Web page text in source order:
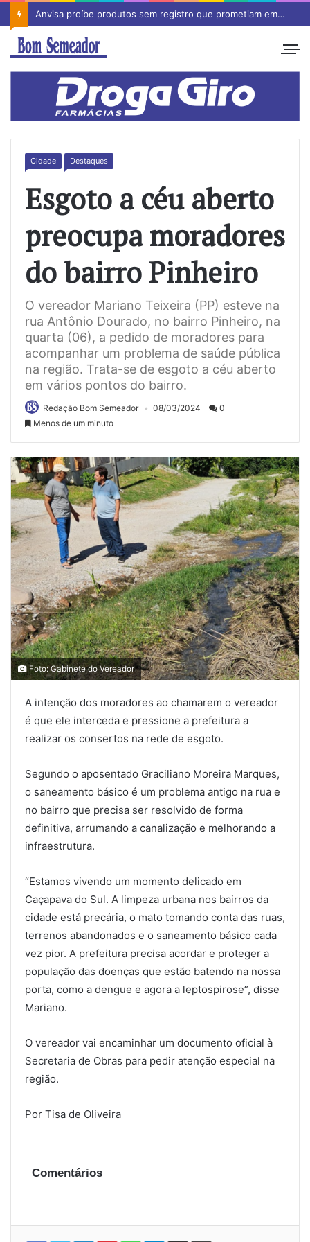
Anvisa proíbe produtos sem registro que prometiam emagrecimento
Cidade Destaques
Esgoto a céu aberto
preocupa moradores
do bairro Pinheiro
O vereador Mariano Teixeira (PP) esteve na
rua Antônio Dourado, no bairro Pinheiro, na
quarta (06), a pedido de moradores para
acompanhar um problema de saúde pública
na região. Trata-se de esgoto a céu aberto
em vários pontos do bairro.
Redação Bom Semeador 08/03/2024
0
Menos de um minuto
Foto: Gabinete do Vereador
A intenção dos moradores ao chamarem o vereador
é que ele interceda e pressione a prefeitura a
realizar os consertos na rede de esgoto.
Segundo o aposentado Graciliano Moreira Marques,
o saneamento básico é um problema antigo na rua e
no bairro que precisa ser resolvido de forma
definitiva, arrumando a canalização e melhorando a
infraestrutura.
“Estamos vivendo um momento delicado em
Caçapava do Sul. A limpeza urbana nos bairros da
cidade está precária, o mato tomando conta das ruas,
terrenos abandonados e o saneamento básico cada
vez pior. A prefeitura precisa acordar e proteger a
população das doenças que estão batendo na nossa
porta, como a dengue e agora a leptospirose”, disse
Mariano.
O vereador vai encaminhar um documento oficial à
Secretaria de Obras para pedir atenção especial na
região.
Por Tisa de Oliveira
Comentários